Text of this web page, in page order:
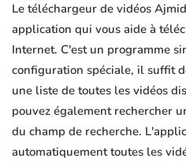
Le téléchargeur de vidéos
application qui vous aide à
Internet. C'est un programme
configuration spéciale, il suffit
une liste de toutes les vidéos
pouvez également rechercher
du champ de recherche.
automatiquement toutes les